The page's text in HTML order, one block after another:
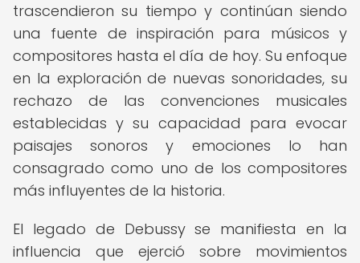
trascendieron su tiempo y continúan siendo
una fuente de inspiración para músicos y
compositores hasta el día de hoy. Su enfoque
en la exploración de nuevas sonoridades, su
rechazo de las convenciones musicales
establecidas y su capacidad para evocar
paisajes sonoros y emociones lo han
consagrado como uno de los compositores
más influyentes de la historia.
El legado de Debussy se manifiesta en la
influencia que ejerció sobre movimientos